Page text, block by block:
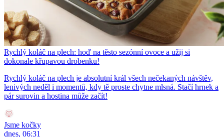
Rychlý koláč na plech: hoď na těsto sezónní ovoce a užij si
dokonale křupavou drobenku!
Rychlý koláč na plech je absolutní král všech nečekaných návštěv,
lenivých neděl i momentů, kdy tě proste chytne mlsná. Stačí hrnek a
pár surovin a hostina může začít!
Jsme kočky
dnes, 06:31